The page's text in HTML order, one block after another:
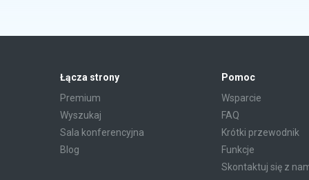
Łącza strony
Premium
Wyszukaj
Sala konferencyjna
Blog
Pomoc
Wsparcie
FAQ
Krótki przewodnik
Funkcje
Skontaktuj się z